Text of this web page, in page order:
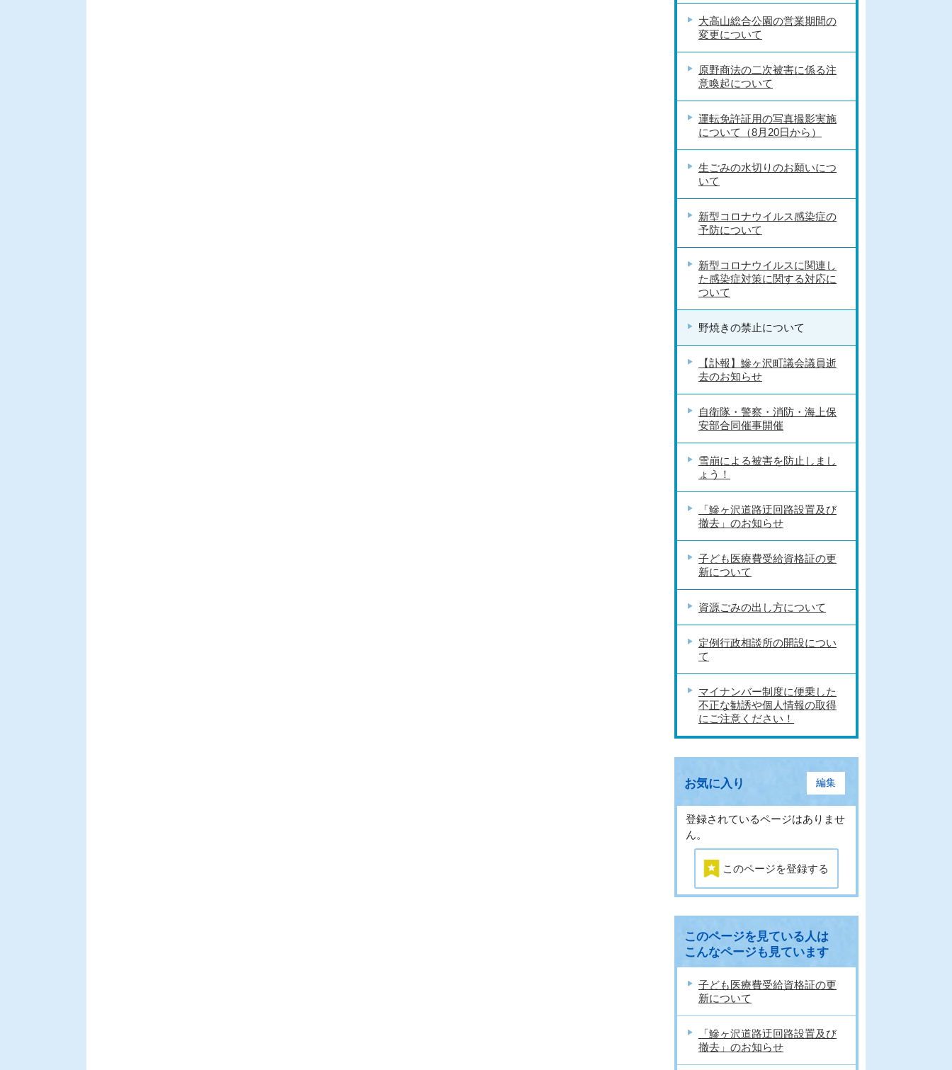
大高山総合公園の営業期間の
変更について
原野商法の二次被害に係る注
意喚起について
運転免許証用の写真撮影実施
について（8月20日から）
生ごみの水切りのお願いにつ
いて
新型コロナウイルス感染症の
予防について
新型コロナウイルスに関連し
た感染症対策に関する対応に
ついて
野焼きの禁止について
【訃報】鰺ヶ沢町議会議員逝
去のお知らせ
自衛隊・警察・消防・海上保
安部合同催事開催
雪崩による被害を防止しまし
ょう！
「鰺ヶ沢道路迂回路設置及び
撤去」のお知らせ
子ども医療費受給資格証の更
新について
資源ごみの出し方について
定例行政相談所の開設につい
て
マイナンバー制度に便乗した
不正な勧誘や個人情報の取得
にご注意ください！
お気に入り 編集
登録されているページはありませ
ん。
このページを登録する
このページを見ている人は
こんなページも見ています
子ども医療費受給資格証の更
新について
「鰺ヶ沢道路迂回路設置及び
撤去」のお知らせ